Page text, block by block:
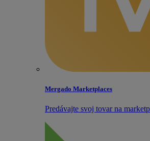
Mergado Marketplaces
Predávajte svoj tovar na